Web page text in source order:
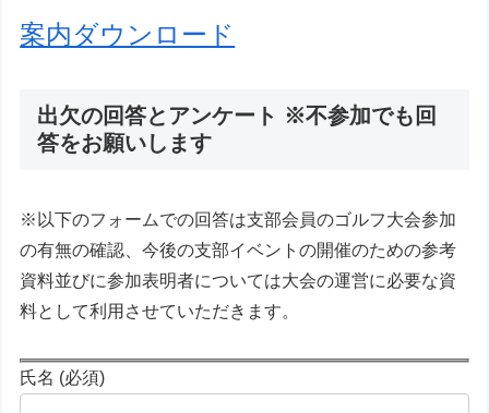
案内ダウンロード
出欠の回答とアンケート ※不参加でも回
答をお願いします
※以下のフォームでの回答は支部会員のゴルフ大会参加
の有無の確認、今後の支部イベントの開催のための参考
資料並びに参加表明者については大会の運営に必要な資
料として利用させていただきます。
氏名 (必須)